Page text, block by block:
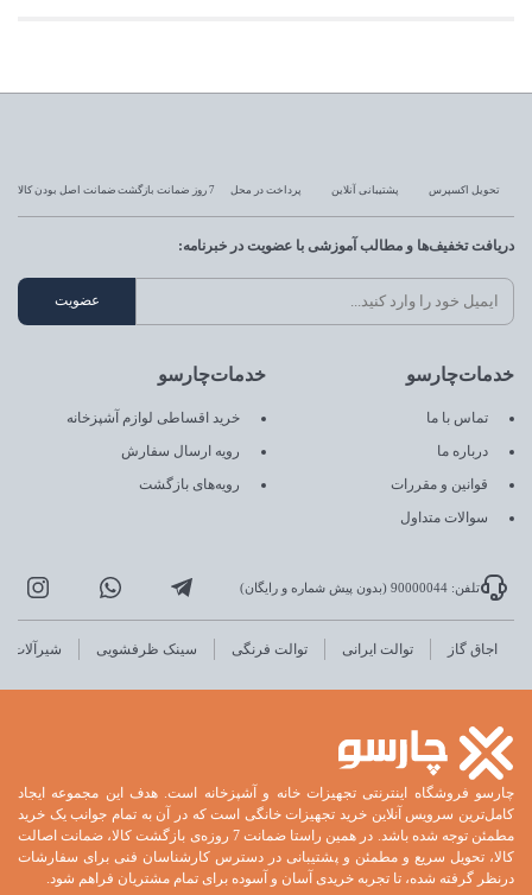
تحویل اکسپرس پشتیبانی آنلاین پرداخت در محل 7 روز ضمانت بازگشت ضمانت اصل بودن کالا
خدمات‌چارسو
تماس با ما
درباره ما
قوانین و مقررات
سوالات متداول
خدمات‌چارسو
خرید اقساطی لوازم آشپزخانه
رویه ارسال سفارش
رویه‌های بازگشت
دریافت تخفیف‌ها و مطالب آموزشی با عضویت در خبرنامه:
تلفن: 90000044 (بدون پیش شماره و رایگان)
اجاق گاز توالت ایرانی توالت فرنگی سینک ظرفشویی شیرآلات
چارسو فروشگاه اینترنتی تجهیزات خانه و آشپزخانه است. هدف این مجموعه ایجاد
کامل‌ترین سرویس آنلاین خرید تجهیزات خانگی است که در آن به تمام جوانب یک خرید
مطمئن توجه شده باشد. در همین راستا ضمانت 7 روزه‌ی بازگشت کالا، ضمانت اصالت
کالا، تحویل سریع و مطمئن و پشتیبانی در دسترس کارشناسان فنی برای سفارشات
درنظر گرفته شده، تا تجربه خریدی آسان و آسوده برای تمام مشتریان فراهم شود.